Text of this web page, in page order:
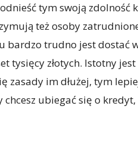
tym swoją zdolność
też osoby
bardzo trudno jest dostać
tysięcy złotych. Istotny
zasady im dłużej, tym
ubiegać się o kredyt,